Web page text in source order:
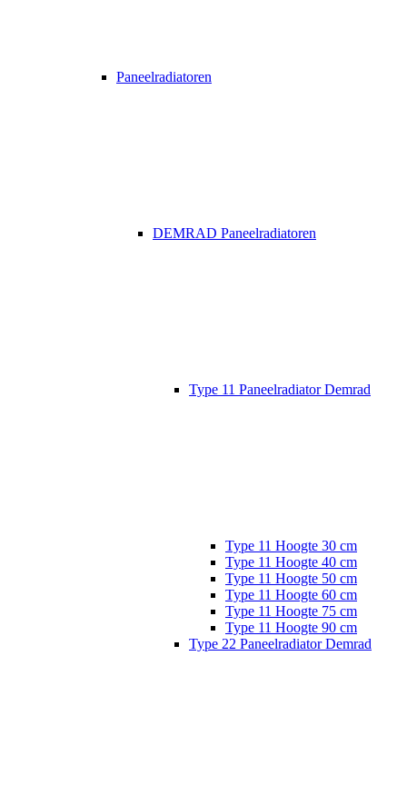
Paneelradiatoren
DEMRAD Paneelradiatoren
Type 11 Paneelradiator Demrad
Type 11 Hoogte 30 cm
Type 11 Hoogte 40 cm
Type 11 Hoogte 50 cm
Type 11 Hoogte 60 cm
Type 11 Hoogte 75 cm
Type 11 Hoogte 90 cm
Type 22 Paneelradiator Demrad